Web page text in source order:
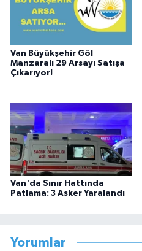
Van Büyükşehir Göl
Manzaralı 29 Arsayı Satışa
Çıkarıyor!
Van'da Sınır Hattında
Patlama: 3 Asker Yaralandı
Yorumlar